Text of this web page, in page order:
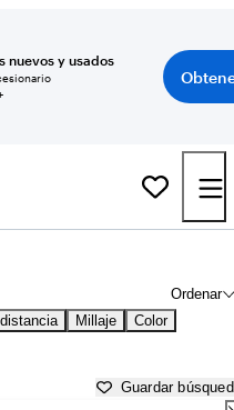
nuevos y usados
Ordenar
Millaje Color
Guardar